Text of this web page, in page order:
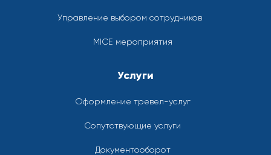
Управление выбором сотрудников
MICE мероприятия
Услуги
Оформление тревел-услуг
Сопутствующие услуги
Документооборот